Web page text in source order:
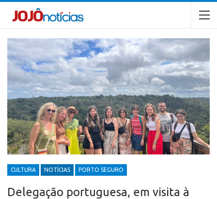
CULTURA NOTÍCIAS PORTO SEGURO
Delegação portuguesa, em visita à